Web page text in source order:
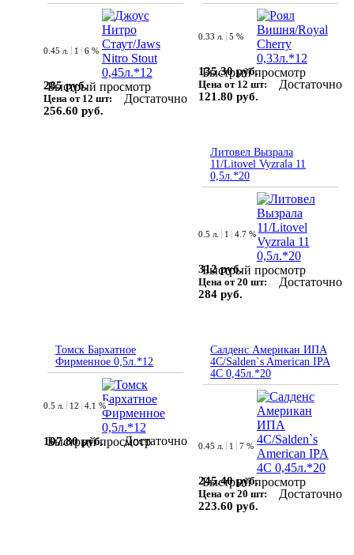
Быстрый просмотр
0.45 л. 1 6 %
285 руб.
Цена от 12 шт:
256.60 руб.
Достаточно
Быстрый просмотр
0.33 л. 5 %
135.30 руб.
Цена от 12 шт:
121.80 руб.
Достаточно
Литовел Вызрала
11/Litovel Vyzrala 11
0,5л.*20
Быстрый просмотр
0.5 л. 1 4.7 %
312 руб.
Цена от 20 шт:
284 руб.
Достаточно
Томск Бархатное
Фирменное 0,5л.*12
Быстрый просмотр
0.5 л. 12 4.1 %
107.80 руб. Достаточно
Салденс Американ ИПА
4С/Salden`s American IPA
4C 0,45л.*20
Быстрый просмотр
0.45 л. 1 7 %
245.40 руб.
Цена от 20 шт:
223.60 руб.
Достаточно